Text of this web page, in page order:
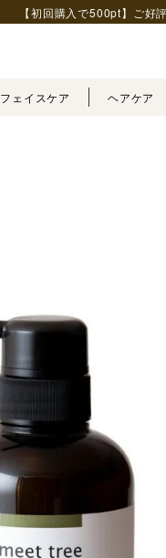
【初回購入で500pt】ご好
フェイスケア ヘアケア